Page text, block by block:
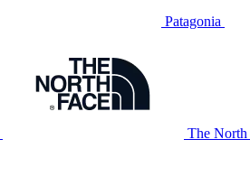
Patagonia
The North